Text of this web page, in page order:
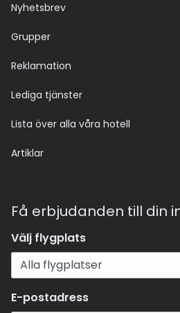
Nyhetsbrev
Grupper
Reklamation
Lediga tjänster
Lista över alla våra hotell
Artiklar
Få erbjudanden till din
Välj flygplats
E-postadress